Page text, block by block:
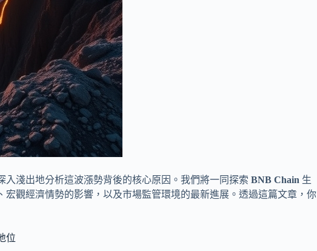
淺出地分析這波漲勢背後的核心原因。我們將一同探索 BNB Chain 生
宏觀經濟情勢的影響，以及市場監管環境的最新進展。透過這篇文章，你
位